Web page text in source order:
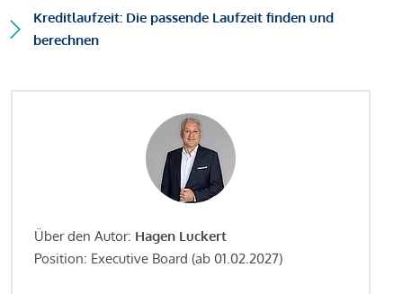
Kreditlaufzeit: Die passende Laufzeit finden und
berechnen
Über den Autor: Hagen Luckert
Position: Executive Board (ab 01.02.2027)